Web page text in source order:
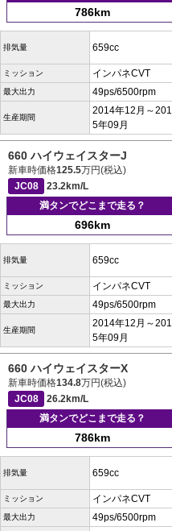
786km
排気量 659cc
ミッション インパネCVT
最大出力 49ps/6500rpm
生産期間
2014年12月～201
5年09月
660 ハイウェイスターJ
新車時価格125.5万円(税込)
JC08
23.2km/L
満タンでどこまで走る？
696km
排気量 659cc
ミッション インパネCVT
最大出力 49ps/6500rpm
生産期間
2014年12月～201
5年09月
660 ハイウェイスターX
新車時価格134.8万円(税込)
JC08
26.2km/L
満タンでどこまで走る？
786km
排気量 659cc
ミッション インパネCVT
最大出力 49ps/6500rpm